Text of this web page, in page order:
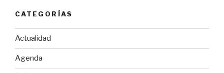
CATEGORÍAS
Actualidad
Agenda